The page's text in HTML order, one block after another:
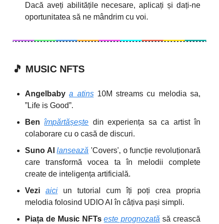
Dacă aveți abilitățile necesare, aplicați și dați-ne
oportunitatea să ne mândrim cu voi.
🎵 MUSIC NFTS
Angelbaby a atins10M streams cu melodia sa,
”Life is Good”.
Ben împărtășește din experiența sa ca artist în
colaborare cu o casă de discuri.
Suno AI lansează 'Covers', o funcție revoluționară
care transformă vocea ta în melodii complete
create de inteligența artificială.
Vezi
aici un tutorial cum îți poți crea propria
melodia folosind UDIO AI în câțiva pași simpli.
Piața de Music NFTs este prognozată să crească